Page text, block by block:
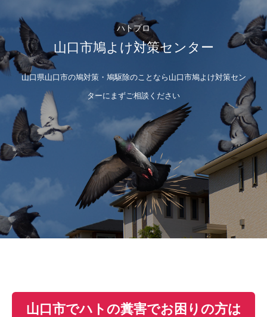
ハトプロ
山口市鳩よけ対策センター
山口県山口市の鳩対策・鳩駆除のことなら山口市鳩よけ対策セン
ターにまずご相談ください
山口市でハトの糞害でお困りの方は